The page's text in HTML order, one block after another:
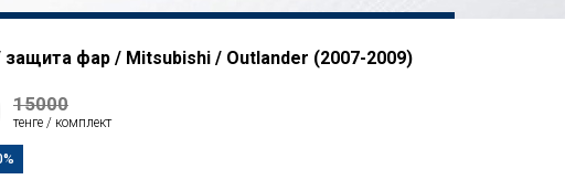
фар / Mitsubishi / Outlander (2007-2009)
15000
тенге / комплект